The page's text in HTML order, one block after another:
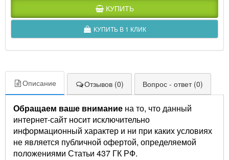
КУПИТЬ
КУПИТЬ В 1 КЛИК
Описание Отзывов (0) Вопрос - ответ (0)
Обращаем ваше внимание на то, что данный
интернет-сайт носит исключительно
информационный характер и ни при каких условиях
не является публичной офертой, определяемой
положениями Статьи 437 ГК РФ.